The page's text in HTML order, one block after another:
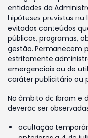
entidades da
hipóteses previstas na
evitados conteúdos
públicos, programas,
gestão. Permanecem
estritamente
emergenciais ou de
caráter publicitário ou
No âmbito do Ibram e
deverão ser
ocultação